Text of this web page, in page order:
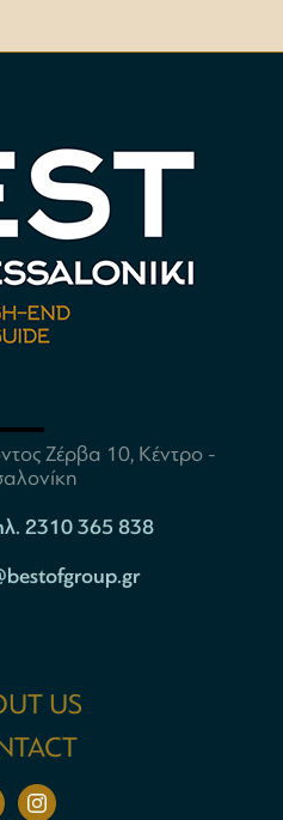
Ζέρβα 10, Κέντρο -
2310 365 838
US